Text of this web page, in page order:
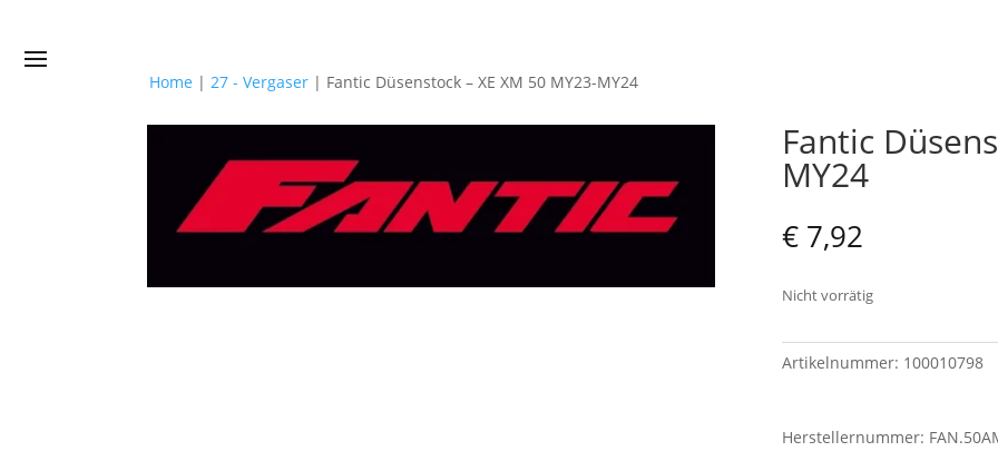
Home |27 - Vergaser | Fantic Düsenstock – XE XM 50 MY23-MY24
Fantic
MY24
€7,92
Nicht vorrätig
Artikelnummer: 100010798
Herstellernummer: